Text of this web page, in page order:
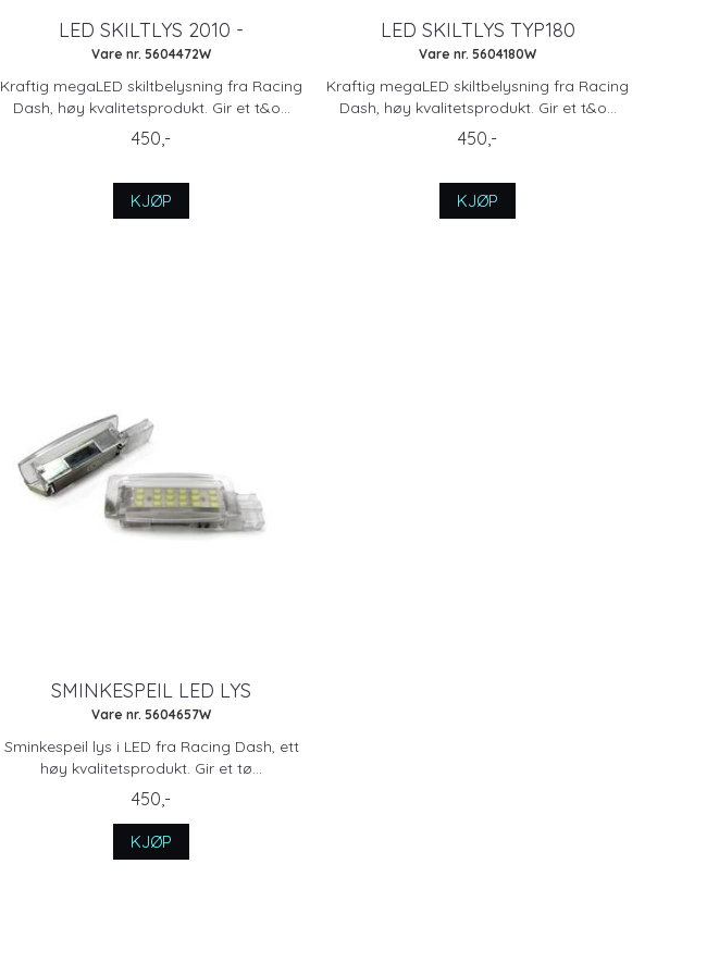
LED SKILTLYS 2010 -
Vare nr. 5604472W
Kraftig megaLED skiltbelysning fra Racing
Dash, høy kvalitetsprodukt. Gir et t&o...
450,-
KJØP
LED SKILTLYS TYP180
Vare nr. 5604180W
Kraftig megaLED skiltbelysning fra Racing
Dash, høy kvalitetsprodukt. Gir et t&o...
450,-
KJØP
SMINKESPEIL LED LYS
Vare nr. 5604657W
Sminkespeil lys i LED fra Racing Dash, ett
høy kvalitetsprodukt. Gir et tø...
450,-
KJØP